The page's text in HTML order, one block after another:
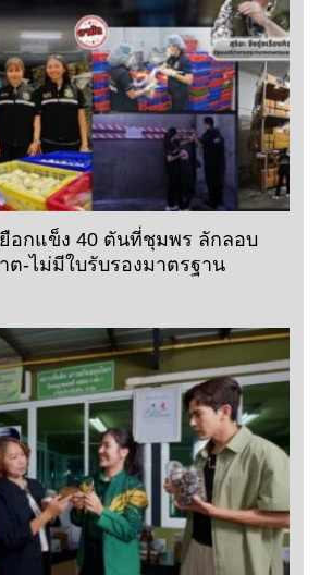
อกแข็ง 40 ตันที่ชุมพร ลักลอบ
-ไม่มีใบรับรองมาตรฐาน